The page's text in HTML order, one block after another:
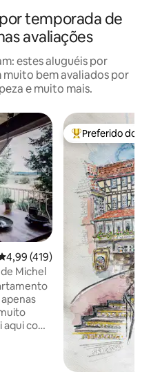
temporada de
avaliações
estes aluguéis por
bem avaliados por
e muito mais.
hóspedes
de uma avaliação média de
4,99 (419)
Michel
com
Entre os
Preferido dos